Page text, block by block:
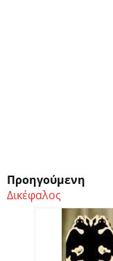
Προηγούμενη
Δικέφαλος